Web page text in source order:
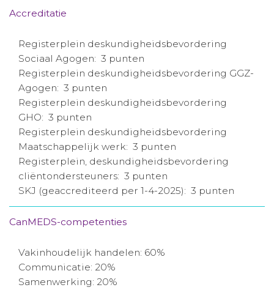
Accreditatie
Registerplein deskundigheidsbevordering
Sociaal Agogen: 3 punten
Registerplein deskundigheidsbevordering GGZ-
Agogen: 3 punten
Registerplein deskundigheidsbevordering
GHO: 3 punten
Registerplein deskundigheidsbevordering
Maatschappelijk werk: 3 punten
Registerplein, deskundigheidsbevordering
cliëntondersteuners: 3 punten
SKJ (geaccrediteerd per 1-4-2025): 3 punten
CanMEDS-competenties
Vakinhoudelijk handelen: 60%
Communicatie: 20%
Samenwerking: 20%